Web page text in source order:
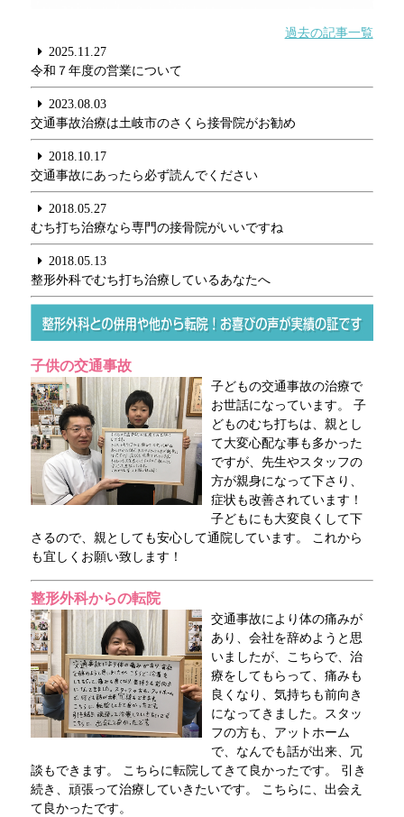
過去の記事一覧
2025.11.27
令和７年度の営業について
2023.08.03
交通事故治療は土岐市のさくら接骨院がお勧め
2018.10.17
交通事故にあったら必ず読んでください
2018.05.27
むち打ち治療なら専門の接骨院がいいですね
2018.05.13
整形外科でむち打ち治療しているあなたへ
子供の交通事故
子どもの交通事故の治療で
お世話になっています。 子
どものむち打ちは、親とし
て大変心配な事も多かった
ですが、先生やスタッフの
方が親身になって下さり、
症状も改善されています！
子どもにも大変良くして下
さるので、親としても安心して通院しています。 これから
も宜しくお願い致します！
整形外科からの転院
交通事故により体の痛みが
あり、会社を辞めようと思
いましたが、こちらで、治
療をしてもらって、痛みも
良くなり、気持ちも前向き
になってきました。スタッ
フの方も、アットホーム
で、なんでも話が出来、冗
談もできます。 こちらに転院してきて良かったです。 引き
続き、頑張って治療していきたいです。 こちらに、出会え
て良かったです。